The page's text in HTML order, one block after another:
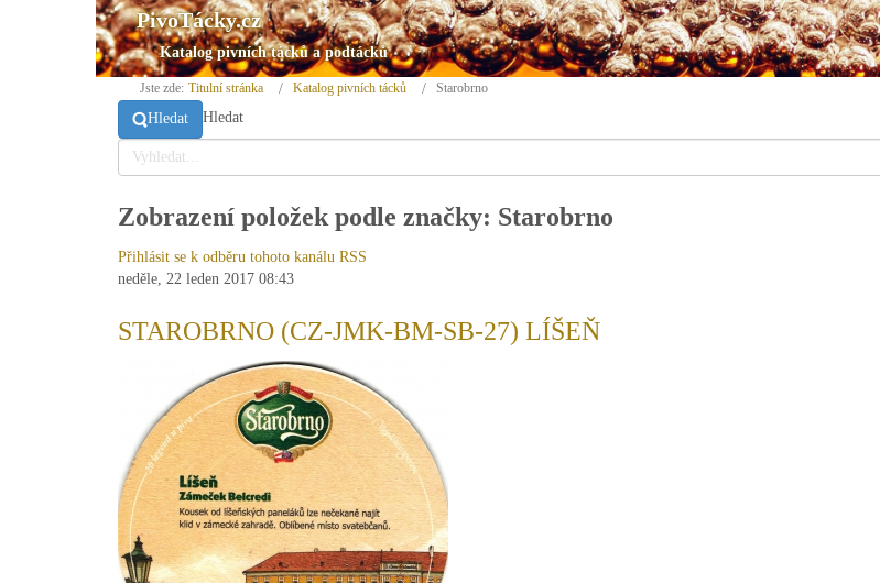
Katalog pivních tácků a podtácků
PivoTácky.cz
Jste zde: Titulní stránka Katalog pivních tácků Starobrno
Hledat Hledat
Zobrazení položek podle značky: Starobrno
Přihlásit se k odběru tohoto kanálu RSS
neděle, 22 leden 2017 08:43
STAROBRNO (CZ-JMK-BM-SB-27) LÍŠEŇ